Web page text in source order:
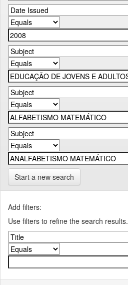
Start a new search
Add filters:
Use filters to refine the search results.